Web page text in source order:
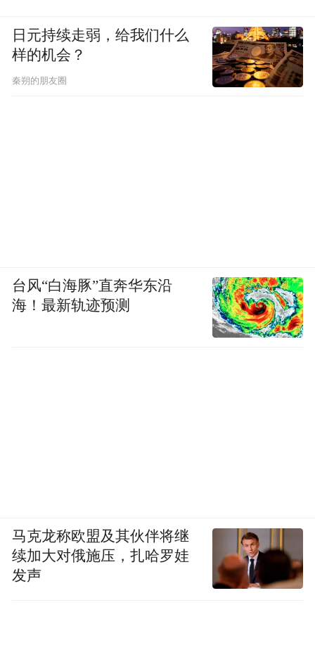
日元持续走弱，给我们什么
样的机会？
秦朔的朋友圈
台风“白海豚”直奔华东沿
海！最新轨迹预测
马克龙称欧盟及其伙伴将继
续加大对俄施压，扎哈罗娃
发声